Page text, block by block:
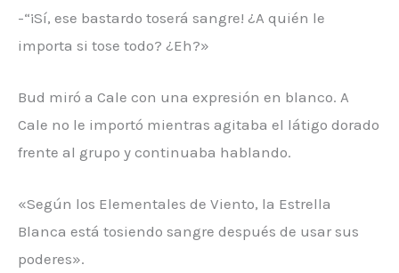
-“¡Sí, ese bastardo toserá sangre! ¿A quién le
importa si tose todo? ¿Eh?»
Bud miró a Cale con una expresión en blanco. A
Cale no le importó mientras agitaba el látigo dorado
frente al grupo y continuaba hablando.
«Según los Elementales de Viento, la Estrella
Blanca está tosiendo sangre después de usar sus
poderes».